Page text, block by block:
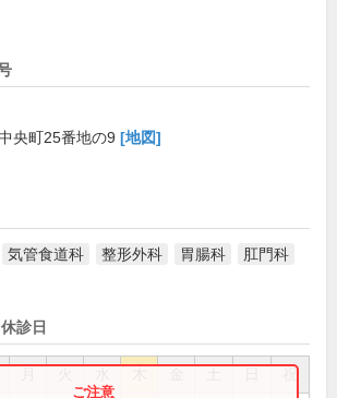
央町25番地の9 [地図]
気管食道科 整形外科 胃腸科
肛門科
診日
祝